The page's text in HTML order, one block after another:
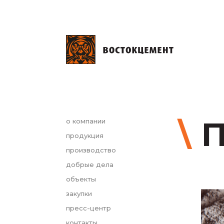
о компании
продукция
производство
добрые дела
объекты
закупки
пресс-центр